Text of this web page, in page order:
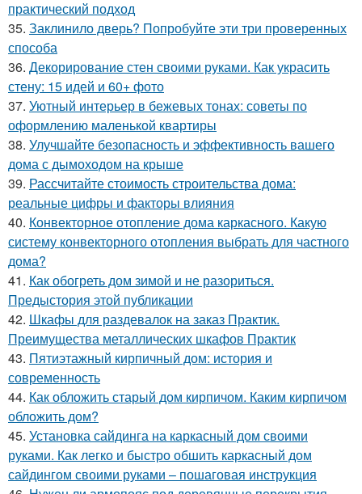
практический подход
35. Заклинило дверь? Попробуйте эти три проверенных
способа
36. Декорирование стен своими руками. Как украсить
стену: 15 идей и 60+ фото
37. Уютный интерьер в бежевых тонах: советы по
оформлению маленькой квартиры
38. Улучшайте безопасность и эффективность вашего
дома с дымоходом на крыше
39. Рассчитайте стоимость строительства дома:
реальные цифры и факторы влияния
40. Конвекторное отопление дома каркасного. Какую
систему конвекторного отопления выбрать для частного
дома?
41. Как обогреть дом зимой и не разориться.
Предыстория этой публикации
42. Шкафы для раздевалок на заказ Практик.
Преимущества металлических шкафов Практик
43. Пятиэтажный кирпичный дом: история и
современность
44. Как обложить старый дом кирпичом. Каким кирпичом
обложить дом?
45. Установка сайдинга на каркасный дом своими
руками. Как легко и быстро обшить каркасный дом
сайдингом своими руками – пошаговая инструкция